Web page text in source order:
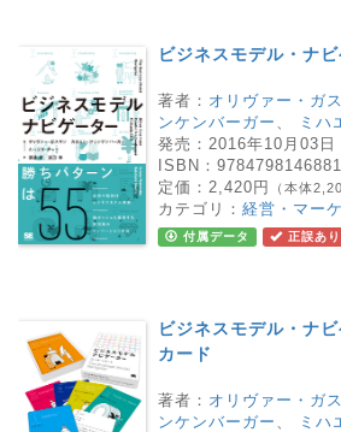
ビジネスモデル・ナ
著者： オリヴァー・ガ
ンケンバーガー
ミハ
発売： 2016年10月03日
ISBN： 9784798146881
定価： 2,420円 （本体
カテゴリ： 経営・マー
付属データ 正誤あり
ビジネスモデル・ナ
カード
著者： オリヴァー・ガ
ンケンバーガー
ミハ